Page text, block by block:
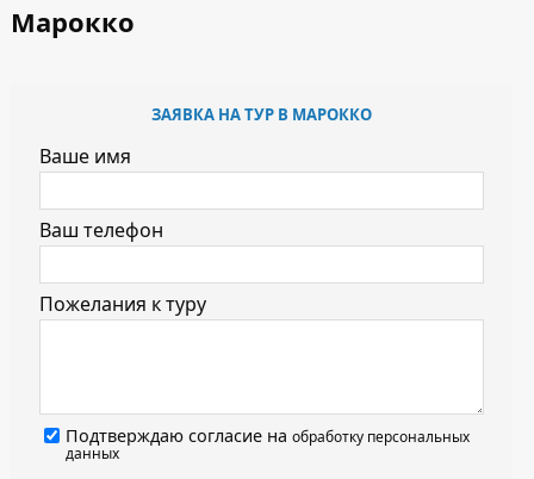
Марокко
ЗАЯВКА НА ТУР В МАРОККО
Ваше имя
Ваш телефон
Пожелания к туру
Подтверждаю согласие на обработку персональных
данных